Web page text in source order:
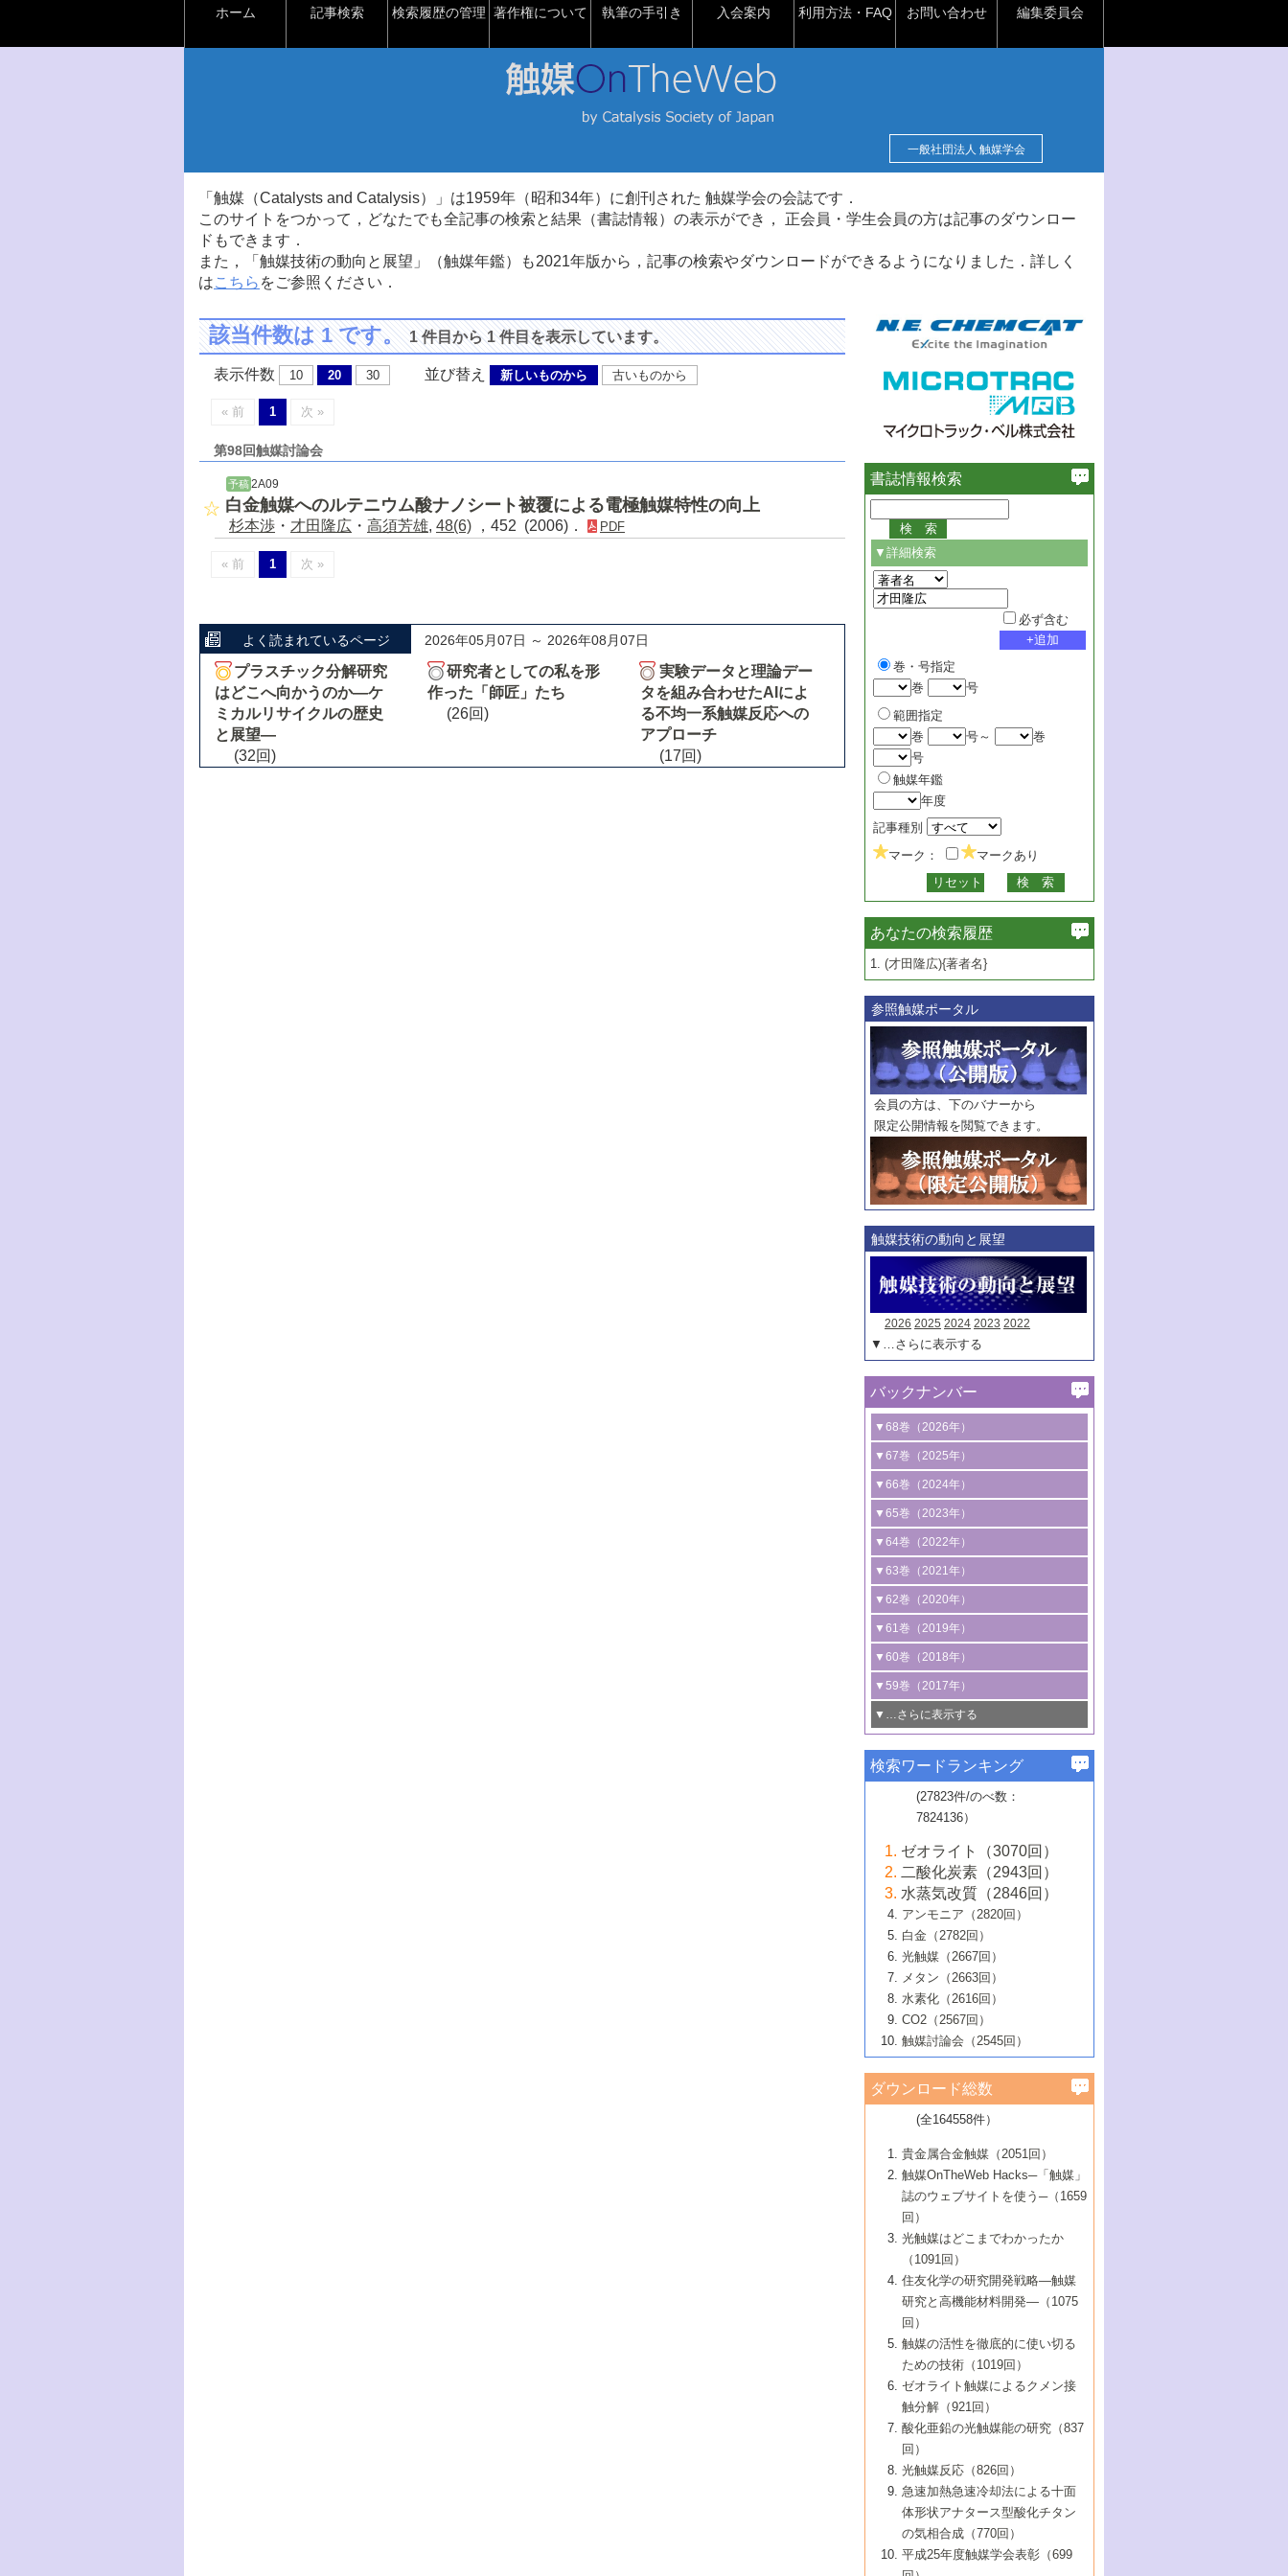
ホーム 記事検索 検索履歴の管理 著作権について 執筆の手引き 入会案内 利用方法・FAQ お問い合わせ 編集委員会
一般社団法人 触媒学会
「触媒（Catalysts and Catalysis）」は1959年（昭和34年）に創刊された 触媒学会の会誌です．
このサイトをつかって，どなたでも全記事の検索と結果（書誌情報）の表示ができ， 正会員・学生会員の方は記事のダウンロー
ドもできます．
また，「触媒技術の動向と展望」（触媒年鑑）も2021年版から，記事の検索やダウンロードができるようになりました．詳しく
はこちら をご参照ください．
該当件数は 1 です。1 件目から 1 件目を表示しています。
表示件数 10 20 30 並び替え 新しいものから 古いものから
« 前 1 次 »
第98回触媒討論会
予稿 2A09
白金触媒へのルテニウム酸ナノシート被覆による電極触媒特性の向上
杉本渉 ・ 才田隆広 ・ 高須芳雄, 48(6) ，452 (2006)． PDF
« 前 1 次 »
よく読まれているページ 2026年05月07日 ～ 2026年08月07日
プラスチック分解研究
はどこへ向かうのか―ケ
ミカルリサイクルの歴史
と展望―
(32回)
研究者としての私を形
作った「師匠」たち
(26回)
実験データと理論デー
タを組み合わせたAIによ
る不均一系触媒反応への
アプローチ
(17回)
書誌情報検索
▼詳細検索
必ず含む
巻・号指定
巻
号
範囲指定
巻
号～
巻
号
触媒年鑑
年度
記事種別
マーク：
マークあり
あなたの検索履歴
1. (才田隆広){著者名}
参照触媒ポータル
会員の方は、下のバナーから
限定公開情報を閲覧できます。
触媒技術の動向と展望
2026 2025 2024 2023 2022
▼…さらに表示する
バックナンバー
▼68巻（2026年）
1号 過酸化水素合成に関する研究動向
2号 コンピューター技術により加速する
触媒開発
3号 有機分子変換やCO 資源化のための
光触媒に関する最近の研究
B号 第137回触媒討論会（2026年）
▼67巻（2025年）
1号 CO
水素化によるグリーン燃料/グリ
ーンケミカル製造
2号 水素製造のための水分解技術に関す
る最近の研究
3号 オレフィン系樹脂の精密合成に関す
る最新技術
4号 アルコール類の効率的変換を実現す
る非貴金属触媒の研究動向
5号 ゼオライトの合成と応用における研
究動向
6号 ヘテロ接合界面
B号 第135回触媒討論会（2025年）
▼66巻（2024年）
1号 低次元ナノ構造を有する触媒材料
2号 規制反応場を活用した固体触媒研究
の新展開
3号 未踏分子変換を目指した酸化触媒プ
ロセスの最前線
4号 シンクロトロン放射光および中性子
線を利用した触媒解析技術の最先端
5号 単原子触媒
6号 参照触媒委員会からのお知らせ
B号 第133回触媒討論会（2023年）
▼65巻（2023年）
1号 炭素が関わる触媒機能
2号 プラスチックケミカルリサイクルの
ための触媒技術
3号 非酸化物系金属化合物を基盤とした
触媒材料の開発
4号 格子酸素・格子酸素欠陥を利用した
触媒反応
5号 生体触媒によるエネルギー変換反応
6号 窒素とリンの循環のための触媒・機
能性材料
▼64巻（2022年）
1号 合成ガス製造とCOを用いるケミカル
ズ合成の最新動向
2号 化学品合成のための合金触媒開発
3号 CO の排出削減および有効活用のた
めの触媒技術
4号 若手による情報発信企画～とびたて
若き触媒の研究者たち～（1）
若き触媒の研究者たち～（2）
6号 石油のノーブル・ユースを志向した
触媒技術
大学：オンライン・対面開催）
▼63巻（2021年）
1号 金触媒の新展開
2号 ペロブスカイト
3号 特殊反応場を利用した触媒的分子変
換反応
4号 多孔質材料を用いた触媒の新展開
5号 情報学的手法を用いた触媒開発
6号 カーボンニュートラルに向けた電解
技術
B号 第127回触媒討論会（2021年・オン
ライン開催(Zoom)のみ）
▼62巻（2020年）
1号 触媒設計を拓く欠陥構造のキャラク
タリゼーション
2号 機能化学品製造に資するクリーンな
触媒的酸化反応
3号 水処理のための触媒化学
4号 光触媒を用いた水分解の最新の研究
動向
5号 次世代の触媒プロセスを支えるマイ
6号 メタン転換技術の最新動向
B号 第125回触媒討論会（2020年・工学
院大学）
▼61巻（2019年）
1号 物質移動制御に着目した触媒プロセ
ス開発
2号 CO2 フリー水素サプライチェーンに
関わる触媒開発動向
3号 精密高分子合成に関する最近の研究
動向
4号 バイオマス化成品製造のための触媒
5号 固体触媒による含窒素有機化合物変
換の最前線
6号 貴金属使用量低減に向けた自動車排
ガス浄化触媒の開発
B号 第123回触媒討論会（2019年・大阪
▼60巻（2018年）
1号 固体酸触媒の最新の研究動向
2号 二酸化炭素からの有用化学品合成
3号 ナノ粒子・クラスター触媒の最前線
4号 60周年記念企画
5号 進化するゼオライト合成技術
6号 非貴金属系触媒における電気化学的
B号 第121回触媒討論会（2018年・東京
大学）
▼59巻（2017年）
1号 いたるところに，触媒
最先端技術
3号 無機分離膜材料の開発と触媒反応プ
ロセスへの適用
5号 水素のふるまいを解き明かす最先端
研究
6号 低級アルカンの有効利用のための触
媒技術
B号 第119回触媒討論会（2017年・首都
大学東京）
▼…さらに表示する
1号 ユニークな構造の高分子を生み出す触
2号 リグニンからの化成品製造に向けた触
媒技術
3号 触媒研究の最先端～とびたて若き研究
者たち～（1）
4号 触媒研究の最先端～とびたて若き研究
者たち～（2）
5号 触媒研究の最先端～とびたて若き研究
者たち～（3）
6号 イオニクス材料と燃料電池・電解合成
の最新の研究動向
B号 第117回触媒討論会（2016年・大阪府
立大学）
▼57巻（2015年）
1号 水素キャリアにかかわる触媒技術の新
2号 石油精製用触媒の最近の進展
3号 固体酸化物形燃料電池（SOFC）におけ
るアノード触媒上での燃料直接改質技術
4号 コアシェル構造の制御による触媒機能
5号 工業触媒およびその周辺技術の最近の
進歩
6号 ナノシート
B号 第115回触媒討論会（2015年・成蹊大
▼56巻（2014年）
2号 光触媒反応機構に関する最新の研究動
向
開発動向
4号 人工光合成に向けた近年のアプローチ
5号 未利用熱エネルギーの有効活用に貢献
する触媒技術
6号 ポリオキソメタレート
B号 第113回触媒討論会（2014年・ロワジ
ールホテル豊橋）
1号 高耐久性燃料電池システム用触媒にお
ける新展開
2号 リビングラジカル重合の最近の動向
3号 天然ガスの化学工業的展開に関する触
媒技術
4号 貴金属触媒の精密構造制御とその活用
5号 バイオマス化成品製造のための固体触
6号 ナノ空間─吸着状態解析から新機能開拓
B号 第111回触媒討論会（2013年・関西大
▼54巻（2012年）
1号 規則性多孔体の利用技術における最近
の進歩
2号 第109回触媒討論会
3号 貴金属低減技術の最新動向
4号 貴金属代替技術の最新動向
5号 光触媒による物質変換反応の新展開
6号 グラフェン
7号 水素を利用する化成品合成の新潮流
▼53巻（2011年）
1号 金属学から見る合金触媒の新展開
2号 第107回触媒討論会
3号 触媒のその場観察法の進歩（１）
4号 触媒のその場観察法の進歩（２）
5号 不活性結合の触媒的活性化による有機
合成
6号 新しい固体酸触媒技術
7号 ゼオライト合成における最近の進歩
▼52巻（2010年）
1号 触媒の劣化対策と長寿命触媒開発
2号 第105回触媒討論会
3号 ナノ構造が拓く新機能
4号 活性サイトおよびその環境の精密な設
計による触媒の高機能化
5号 触媒を有効に使うための技術
7号 有機分子触媒による精密有機合成
8号 高機能化ポリオレフィンに向けた重合
触媒の最近の進展
1号 炭素材料－熱い注目を集める材料－
2号 第103回触媒討論会
3号 環境浄化用光触媒の現状と課題
4号 水素社会の実現に向けた水素製造・貯
蔵技術の進歩
5号 CO2が関わる触媒・材料
7号 持続可能社会実現のための触媒および
触媒関連技術
▼50巻（2008年）
1号 触媒化学と学会のこの10年，半世紀，
そして未来
2号 第101回触媒討論会
4号 錯体を利用したユニークな表面構造の
構築と機能
5号 若手会員による触媒研究の未来展望1：
企業編
6号 第102回触媒討論会
7号 触媒・化学反応における計算化学の進
8号 若手研究者による触媒研究の未来展望
2：大学・研究所編
▼49巻（2007年）
1号 含フッ素化合物の合成と触媒
2号 第99回触媒討論会
3号 実用的ファインケミカル合成プロセス
を実現する触媒
5号 こんな物質，あんな物質―新たな触媒
の可能性―
7号 『結晶の化学』を活かした触媒研究
8号 イオン液体の応用
▼48巻（2006年）
1号 固体酸触媒の最近の進歩
2号 第97回触媒討論会
3号 リビング重合触媒の最近の展開
5号 水素製造・貯蔵のための触媒技術の新
しい展開
6号 第98回触媒討論会
7号 基礎化学品製造の触媒技術
8号 多機能型リアクター
1号 最近の触媒担体とその効果
2号 第95回触媒討論会
4号 水分解用光触媒材料
5号 時間分解分光の進歩と応用
6号 第96回触媒討論会
8号 超臨界流体を用いた化学プロセスの新
▼46巻（2004年）
1号 部分酸化反応触媒の最前線
2号 第93回触媒討論会
3号 特殊エネルギー場の触媒反応
4号 生体内における金属の触媒作用
5号 ファインケミカルズの展開に寄与する
6号 第94回触媒討論会
7号 サブナノレベルでみた新しい表面現象
8号 オレフィン重合触媒の新たな展
▼45巻（2003年）
1号 なぜこの触媒が良いのか？
2号 第91回触媒討論会
3号 最近の自動車排ガス処理技術
4号 触媒研究の現状と将来─第90回触媒討論
5号 基礎化学品製造の触媒技術
6号 第92回触媒討論会
7号 基礎化学品製造の触媒技術
8号 資源の循環と触媒技術
▼44巻（2002年）
1号 高次制御された触媒の化学
2号 第89回触媒討論会
3号 触媒を利用した電気化学の新展開
4号 ナノ材料の調製と機能化
5号 こんな触媒が欲しい
6号 第90回触媒討論会
7号 触媒研究と学術雑誌/情報
8号 若い世代からみた触媒化学の現状と未
▼43巻（2001年）
1号 グリーンケミストリーと触媒
2号 第87回触媒討論会特集号
3号 生体触媒とバイオプロセス
4号 水素製造・利用の触媒化学
5号 触媒研究における新しい切り口：コン
ビナトリアルケミストリー
6号 第88回触媒討論会特集号
7号 企業における触媒研究のブレークスル
8号 この材料を触媒として使ってみません
▼42巻（2000年）
1号 触媒反応工学の明日を拓く
2号 第85回触媒討論会
3号 反応ダイナミクス
5号 触媒のおもしろさをどのように伝える
6号 第86回触媒討論会
7号 水素化精製触媒の新しい展開
8号 新しい反応性と機能性を目指した金属
クラスタ-化学
▼41巻（1999年）
1号 孔、穴、あな?-特異な空間とその利用-
2号 第83回触媒討論会
3号 均一系触媒反応最前線
4号 実用炭素材料の新展開
5号 研究の方法論を考える
7号 機能性金属材料と触媒
8号 触媒研究へのNMRの応用と展望
▼40巻（1998年）
進展と21世紀への提言/創立40周年記念・触
媒学会この10年の歩みとこれから/創立40周
2号 第81回触媒討論会
3号 計算機触媒化学へのさそい
4号 触媒劣化の制御と予測
5号 最新の実用プロセスと触媒
6号 第82回触媒討論会
7号 ナノ構造体の化学
8号 あの反応は今
1号 均一系と不均一系触媒反応-その特徴と
接点
2号 第79回触媒討論会
3号 最新NO除去触媒の実用化研究
4号 新しい反応場を目指した触媒調製
5号 反応・分離技術の新しい展開
6号 第80回触媒討論会
8号 AFMでみる世界
▼38巻（1996年）
1号 触媒の構造と触媒作用/C1化学を中心と
する21世紀への触媒
3号 オリンピックメダル:金・銀・銅はどん
な触媒作用を示すか
4号 触媒作用における機能の複合化
5号 未来を拓け！若手研究者
6号 第78回触媒討論会
7号 ダイナミックな領域への触媒研究の展
開/C1化学を中心とする21世紀への触媒
▼37巻（1995年）
1号 ファインケミカルズと固体触媒
2号 第75回触媒討論会
3号 希土類を利用した触媒
4号 触媒とリサイクル
5号 エネルギー変換触媒
6号 第76回触媒討論会
7号 表面吸着相の新しい展開
8号 マイクロポーラス・クリスタル触媒の
▼36巻（1994年）
1号 電気化学と触媒
2号 第73回触媒討論会
3号 C4化学の展開
4号 《通常号》
5号 《通常号》
6号 第74回触媒討論会
▼35巻（1993年）
1号 工業触媒開発マニュアル―探索から工
業化まで
2号 第71回触媒討論会
3号 研究開発のうらおもて―着想と展開
4号 触媒劣化と寿命の予測
5号 環境に優しい触媒
▼34巻（1992年）
1号 インパクトを与えたこの研究
2号 第69回触媒討論会
3号 ケミカルズ合成触媒―新しい展開と応
▼33巻（1991年）
1号 触媒プロセス開発マニュアル―探索か
ら工業化まで，知っておきたいこと PartII
2号 第67回触媒討論会
▼32巻（1990年）
1号 21世紀に向けて触媒研究の飛躍をめざ
す―触媒化学の裾野を広げよう
2号 第65回触媒討論会
▼31巻（1989年）
1号 情報科学と反応設計・材料設計
▼30巻（1988年）
検索ワードランキング
(27823件/のべ数：
7824136）
ゼオライト（3070回）
二酸化炭素（2943回）
水蒸気改質（2846回）
アンモニア（2820回）
白金（2782回）
光触媒（2667回）
メタン（2663回）
水素化（2616回）
CO2（2567回）
触媒討論会（2545回）
ダウンロード総数
(全164558件）
貴金属合金触媒（2051回）
触媒OnTheWeb Hacks─「触媒」
誌のウェブサイトを使う─（1659
回）
光触媒はどこまでわかったか
（1091回）
住友化学の研究開発戦略―触媒
研究と高機能材料開発―（1075
回）
触媒の活性を徹底的に使い切る
ための技術（1019回）
ゼオライト触媒によるクメン接
触分解（921回）
酸化亜鉛の光触媒能の研究（837
回）
光触媒反応（826回）
急速加熱急速冷却法による十面
体形状アナタース型酸化チタン
の気相合成（770回）
平成25年度触媒学会表彰（699